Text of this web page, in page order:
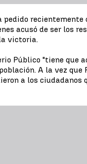
pedido
acusó de ser los
victoria.
Público "tiene que
A la vez
a los